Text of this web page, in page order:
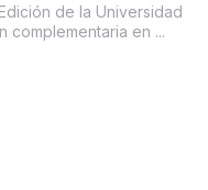
de la Universidad
complementaria en ...